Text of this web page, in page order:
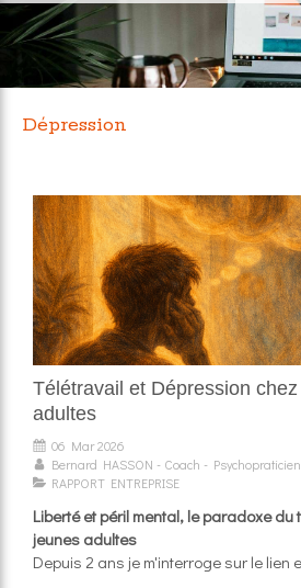
Dépression
Télétravail et Dépression
adultes
06 Mar 2026
Bernard HASSON - Coach -
RAPPORT ENTREPRISE
Liberté et péril mental, le paradoxe
jeunes adultes
Depuis 2 ans je m'interroge sur le lien